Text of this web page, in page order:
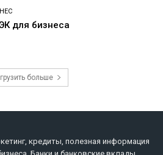
для бизнеса
больше
кредиты, полезная информация